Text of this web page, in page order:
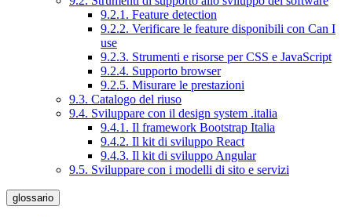
9.2.1. Feature detection
9.2.2. Verificare le feature disponibili con Can I
use
9.2.3. Strumenti e risorse per CSS e JavaScript
9.2.4. Supporto browser
9.2.5. Misurare le prestazioni
9.3. Catalogo del riuso
9.4. Sviluppare con il design system .italia
9.4.1. Il framework Bootstrap Italia
9.4.2. Il kit di sviluppo React
9.4.3. Il kit di sviluppo Angular
9.5. Sviluppare con i modelli di sito e servizi
glossario